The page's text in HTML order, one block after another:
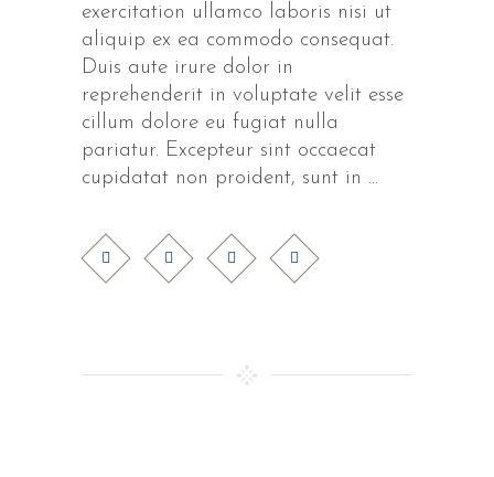
exercitation ullamco laboris nisi ut
aliquip ex ea commodo consequat.
Duis aute irure dolor in
reprehenderit in voluptate velit esse
cillum dolore eu fugiat nulla
pariatur. Excepteur sint occaecat
cupidatat non proident, sunt in